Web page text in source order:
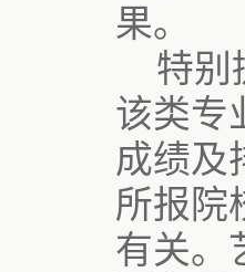
果。
特别
该类专
成绩及
所报院
有关。